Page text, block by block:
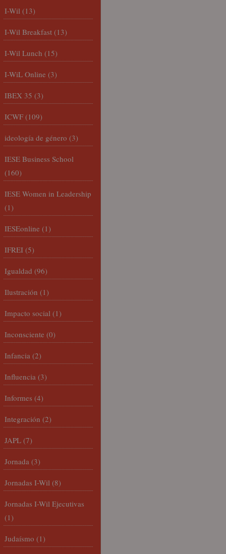
I-Wil (13)
I-Wil Breakfast (13)
I-Wil Lunch (15)
I-WiL Online (3)
IBEX 35 (3)
ICWF (109)
ideología de género (3)
IESE Business School
(160)
IESE Women in Leadership
(1)
IESEonline (1)
IFREI (5)
Igualdad (96)
Ilustración (1)
Impacto social (1)
Inconsciente (0)
Infancia (2)
Influencia (3)
Informes (4)
Integración (2)
JAPL (7)
Jornada (3)
Jornadas I-Wil (8)
Jornadas I-Wil Ejecutivas
(1)
Judaísmo (1)